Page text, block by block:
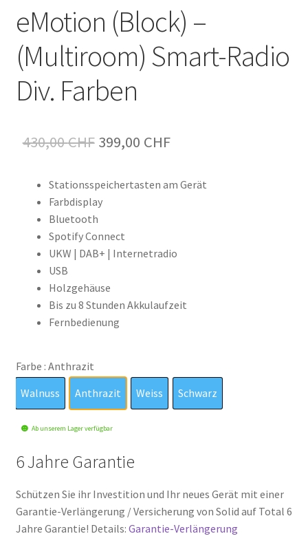
eMotion (Block) –
(Multiroom) Smart-Radio
Div. Farben
430,00CHF Ursprünglicher
war:
430,00 CHF
399,00 CHFAktueller
ist:
Stationsspeichertasten am Gerät
Farbdisplay
Bluetooth
Spotify Connect
UKW | DAB+ | Internetradio
USB
Holzgehäuse
Bis zu 8 Stunden Akkulaufzeit
Fernbedienung
Farbe : Anthrazit
Walnuss
Walnuss
Anthrazit
Anthrazit
Weiss
Weiss
Schwarz
Schwarz
Ab unserem Lager verfügbar
6 Jahre Garantie
Schützen Sie ihr Investition und Ihr neues Gerät mit einer
Garantie-Verlängerung / Versicherung von Solid auf Total 6
Jahre Garantie! Details: Garantie-Verlängerung